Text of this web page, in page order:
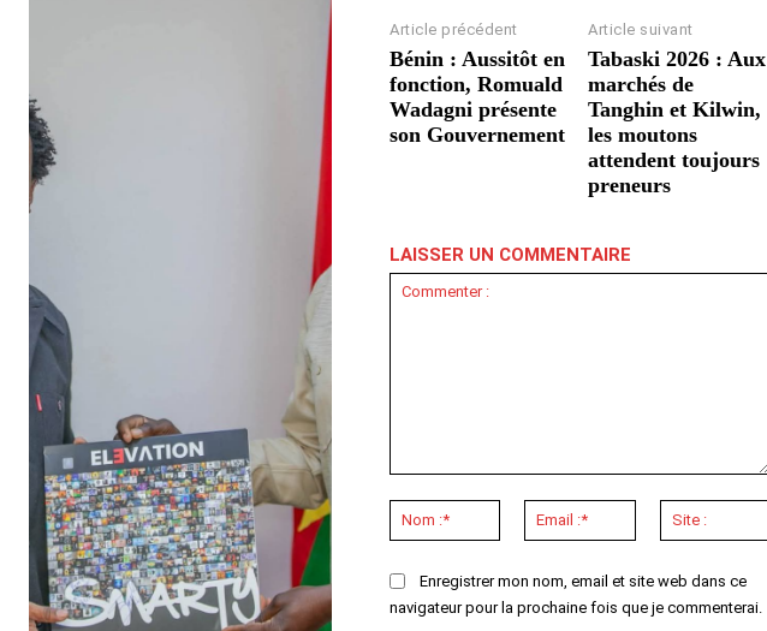
Article précédent
Bénin : Aussitôt en
fonction, Romuald
Wadagni présente
son Gouvernement
Article suivant
Tabaski 2026 : Aux
marchés de
Tanghin et Kilwin,
les moutons
attendent toujours
preneurs
LAISSER UN COMMENTAIRE
Nom
:*
Email
:*
Enregistrer mon nom, email et site web dans ce
navigateur pour la prochaine fois que je commenterai.